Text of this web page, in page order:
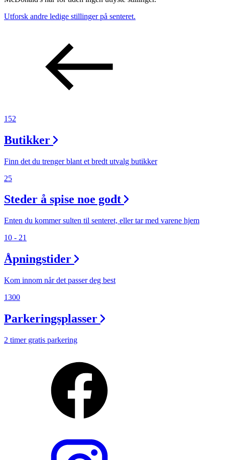
Utforsk andre ledige stillinger på senteret.
152
Butikker
Finn det du trenger blant et bredt utvalg butikker
25
Steder å spise noe godt
Enten du kommer sulten til senteret, eller tar med varene hjem
10 - 21
Åpningstider
Kom innom når det passer deg best
1300
Parkeringsplasser
2 timer gratis parkering